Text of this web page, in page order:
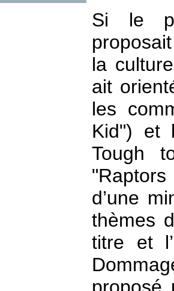
Si le
la
ait
les
Kid") et
Tough
d’une
thèmes
titre et